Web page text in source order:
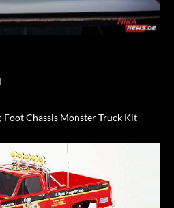
Chassis Monster Truck Kit